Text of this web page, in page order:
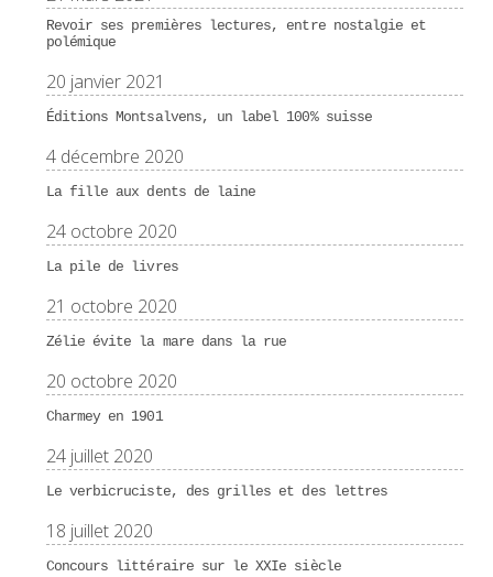
Revoir ses premières lectures, entre nostalgie et
polémique
20 janvier 2021
Éditions Montsalvens, un label 100% suisse
4 décembre 2020
La fille aux dents de laine
24 octobre 2020
La pile de livres
21 octobre 2020
Zélie évite la mare dans la rue
20 octobre 2020
Charmey en 1901
24 juillet 2020
Le verbicruciste, des grilles et des lettres
18 juillet 2020
Concours littéraire sur le XXIe siècle